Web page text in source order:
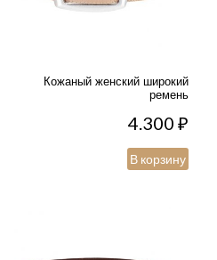
Кожаный женский широкий
ремень
4.300₽
В корзину